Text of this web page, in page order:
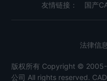
友情链接： 国产
版权所有 Copyright © 2005-
公司 All rights reserved. CAD
法律信息